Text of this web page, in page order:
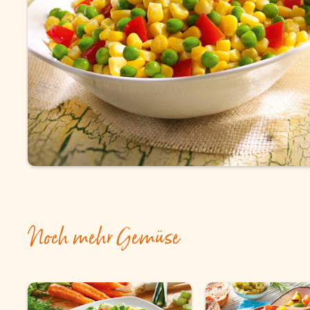
Snacks
Torten und Backwaren
Über uns
Qualität
Noch mehr Gemüse